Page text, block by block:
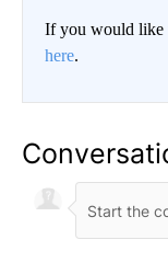
If you would like
here.